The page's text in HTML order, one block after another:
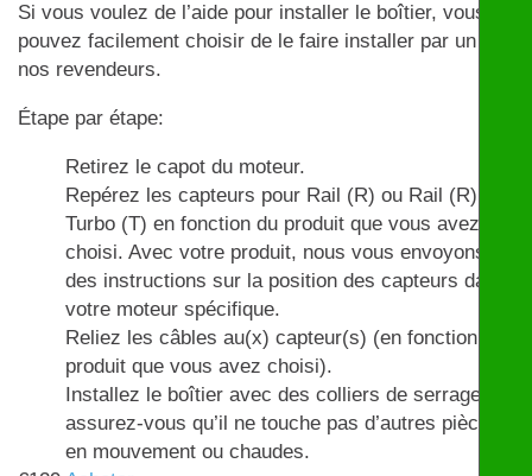
Si vous voulez de l’aide pour installer le boîtier, vous
pouvez facilement choisir de le faire installer par un de
nos revendeurs.
Étape par étape:
Retirez le capot du moteur.
Repérez les capteurs pour Rail (R) ou Rail (R) et
Turbo (T) en fonction du produit que vous avez
choisi. Avec votre produit, nous vous envoyons
des instructions sur la position des capteurs dans
votre moteur spécifique.
Reliez les câbles au(x) capteur(s) (en fonction du
produit que vous avez choisi).
Installez le boîtier avec des colliers de serrage et
assurez-vous qu’il ne touche pas d’autres pièces
en mouvement ou chaudes.